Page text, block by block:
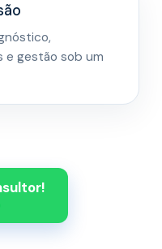
e gestão sob um